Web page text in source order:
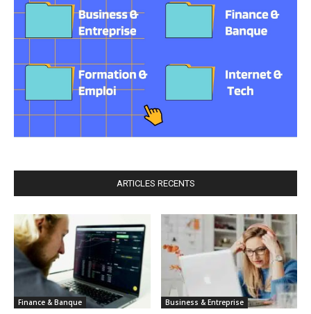
ARTICLES RECENTS
Finance & Banque Business & Entreprise